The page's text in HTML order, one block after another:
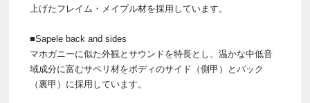
上げたフレイム・メイプル材を採用しています。
■Sapele back and sides
マホガニーに似た外観とサウンドを特長とし、温かな中低音
域成分に富むサペリ材をボディのサイド（側甲）とバック
（裏甲）に採用しています。